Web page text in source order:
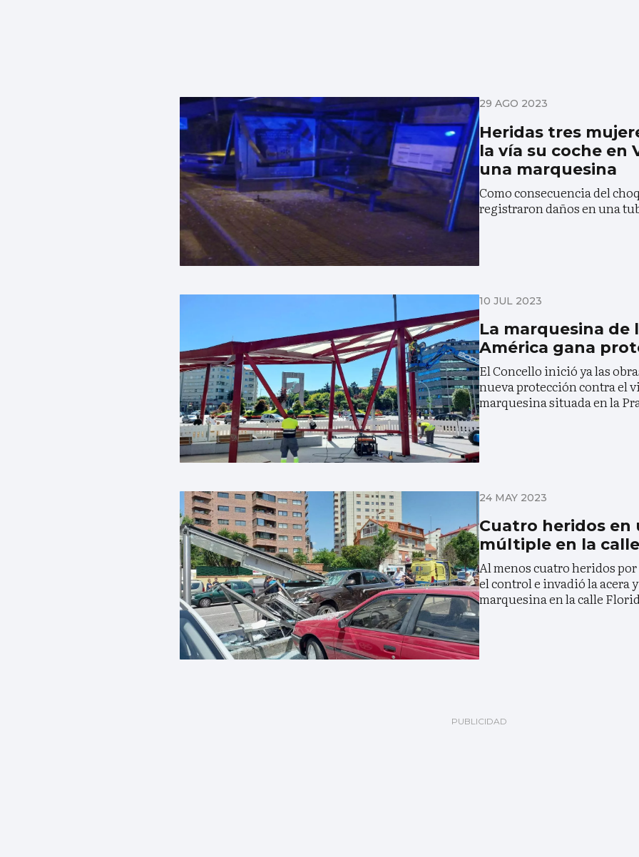
29 AGO 2023
Heridas tres
la vía su coche en
una marquesina
Como consecuencia del
registraron daños en una
10 JUL 2023
La marquesina de
América gana
El Concello inició ya las
nueva protección contra el
marquesina situada en la
24 MAY 2023
Cuatro heridos
múltiple en la
Al menos cuatro heridos
el control e invadió la acera
marquesina en la calle